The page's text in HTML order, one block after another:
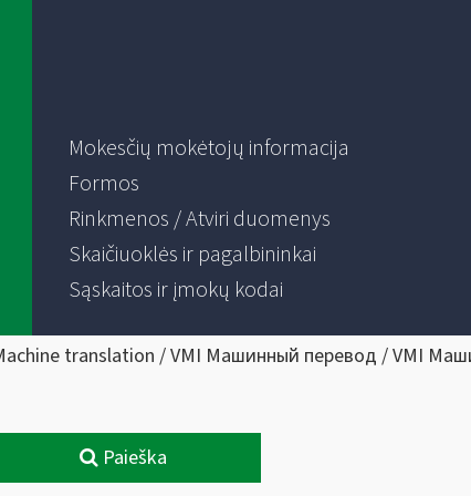
Mokesčių mokėtojų informacija
Formos
Rinkmenos / Atviri duomenys
Skaičiuoklės ir pagalbininkai
Sąskaitos ir įmokų kodai
translation / VMI Машинный перевод / VMI
Paieška